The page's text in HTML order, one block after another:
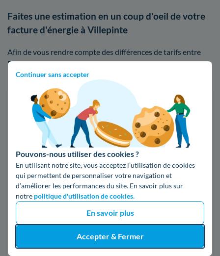
Continuer sans accepter
Pouvons-nous utiliser des cookies ?
En utilisant notre site, vous acceptez l’utilisation de cookies
qui permettent de personnaliser votre navigation et
d’améliorer les performances du site. En savoir plus sur
notre politique d'utilisation de cookies.
En savoir plus
Accepter & Fermer
Faites une estimation en un coup d'oeil de votre
facture d'énergie à Villepinte
Afin de vous rendre compte des différences de tarifs entre
EDF et les autres fournisseurs d'énergie, n'hésitez pas à
utiliser notre comparateur d'offres d'électricité ou de gaz :
Faites des économies sur vos factures d'énergie
Je compare
Électricité
Code postal